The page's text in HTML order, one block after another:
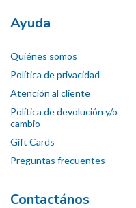
Ayuda
Quiénes somos
Política de privacidad
Atención al cliente
Política de devolución y/o
cambio
Gift Cards
Preguntas frecuentes
Contactános